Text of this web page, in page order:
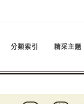
分類索引 精采主題